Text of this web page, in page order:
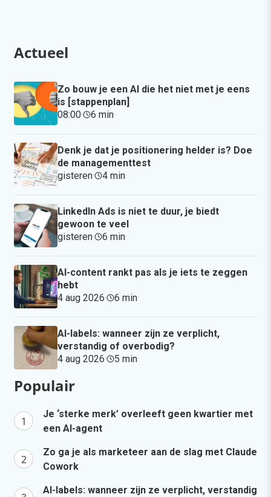
Actueel
Zo bouw je een AI die het niet met je eens
is [stappenplan]
08:00· 6 min·
Denk je dat je positionering helder is? Doe
de managementtest
gisteren· 4 min·
LinkedIn Ads is niet te duur, je biedt
gewoon te veel
gisteren· 6 min·
AI-content rankt pas als je iets te zeggen
hebt
4 aug 2026· 6 min·
AI-labels: wanneer zijn ze verplicht,
verstandig of overbodig?
4 aug 2026· 5 min·
Populair
Je ‘sterke merk’ overleeft geen kwartier met
een AI-agent
Zo ga je als marketeer aan de slag met Claude
Cowork
AI-labels: wanneer zijn ze verplicht, verstandig